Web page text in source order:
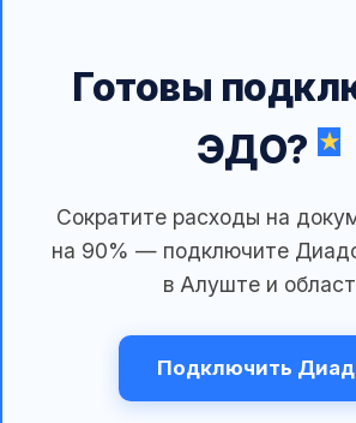
Готовы
ЭДО?
Сократите расходы на
на 90% — подключите
в Алуште и
Подключить